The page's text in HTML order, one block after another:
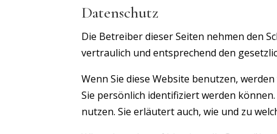
Datenschutz
Die Betreiber dieser Seiten nehmen den
vertraulich und entsprechend den
Wenn Sie diese Website benutzen,
Sie persönlich identifiziert werden
nutzen. Sie erläutert auch, wie und zu